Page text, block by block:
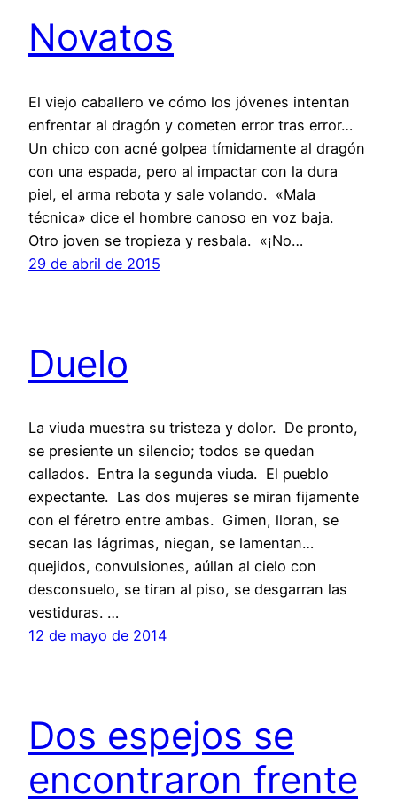
Novatos
El viejo caballero ve cómo los jóvenes intentan
enfrentar al dragón y cometen error tras error…
Un chico con acné golpea tímidamente al dragón
con una espada, pero al impactar con la dura
piel, el arma rebota y sale volando. «Mala
técnica» dice el hombre canoso en voz baja.
Otro joven se tropieza y resbala. «¡No…
29 de abril de 2015
Duelo
La viuda muestra su tristeza y dolor. De pronto,
se presiente un silencio; todos se quedan
callados. Entra la segunda viuda. El pueblo
expectante. Las dos mujeres se miran fijamente
con el féretro entre ambas. Gimen, lloran, se
secan las lágrimas, niegan, se lamentan…
quejidos, convulsiones, aúllan al cielo con
desconsuelo, se tiran al piso, se desgarran las
vestiduras. …
12 de mayo de 2014
Dos espejos se
encontraron frente